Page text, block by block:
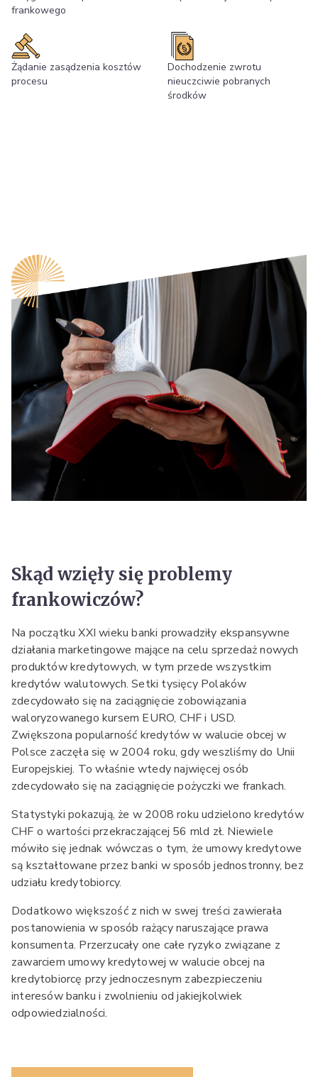
frankowego
Żądanie zasądzenia kosztów
procesu
Dochodzenie zwrotu
nieuczciwie pobranych
środków
Skąd wzięły się problemy
frankowiczów?
Na początku XXI wieku banki prowadziły ekspansywne
działania marketingowe mające na celu sprzedaż nowych
produktów kredytowych, w tym przede wszystkim
kredytów walutowych. Setki tysięcy Polaków
zdecydowało się na zaciągnięcie zobowiązania
waloryzowanego kursem EURO, CHF i USD.
Zwiększona popularność kredytów w walucie obcej w
Polsce zaczęła się w 2004 roku, gdy weszliśmy do Unii
Europejskiej. To właśnie wtedy najwięcej osób
zdecydowało się na zaciągnięcie pożyczki we frankach.
Statystyki pokazują, że w 2008 roku udzielono kredytów
CHF o wartości przekraczającej 56 mld zł. Niewiele
mówiło się jednak wówczas o tym, że umowy kredytowe
są kształtowane przez banki w sposób jednostronny, bez
udziału kredytobiorcy.
Dodatkowo większość z nich w swej treści zawierała
postanowienia w sposób rażący naruszające prawa
konsumenta. Przerzucały one całe ryzyko związane z
zawarciem umowy kredytowej w walucie obcej na
kredytobiorcę przy jednoczesnym zabezpieczeniu
interesów banku i zwolnieniu od jakiejkolwiek
odpowiedzialności.